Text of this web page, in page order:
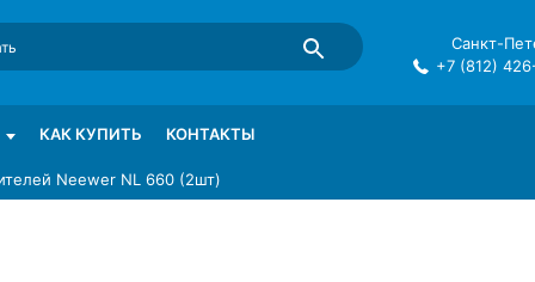
в СПб
Санкт-
+7 (812)
КАК КУПИТЬ КОНТАКТЫ
Neewer NL 660 (2шт)